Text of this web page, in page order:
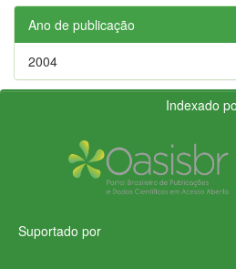
Ano de publicação
2004
Indexado
Suportado por